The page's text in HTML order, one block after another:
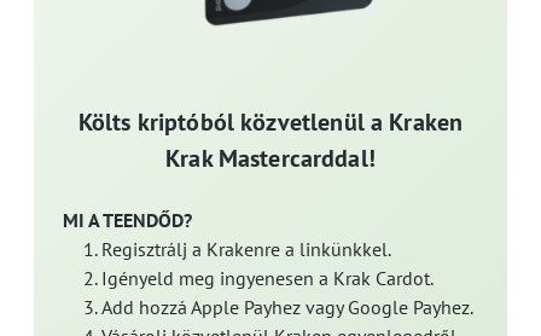
Költs kriptóból közvetlenül a Kraken
Krak Mastercarddal!
MI A TEENDŐD?
Regisztrálj a Krakenre a linkünkkel.
Igényeld meg ingyenesen a Krak Cardot.
Add hozzá Apple Payhez vagy Google Payhez.